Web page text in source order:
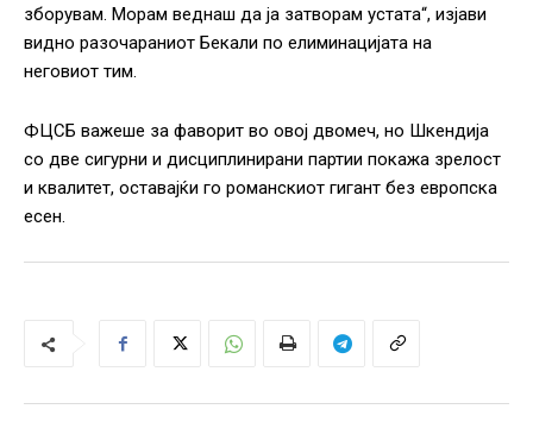
зборувам. Морам веднаш да ја затворам устата“, изјави
видно разочараниот Бекали по елиминацијата на
неговиот тим.
ФЦСБ важеше за фаворит во овој двомеч, но Шкендија
со две сигурни и дисциплинирани партии покажа зрелост
и квалитет, оставајќи го романскиот гигант без европска
есен.